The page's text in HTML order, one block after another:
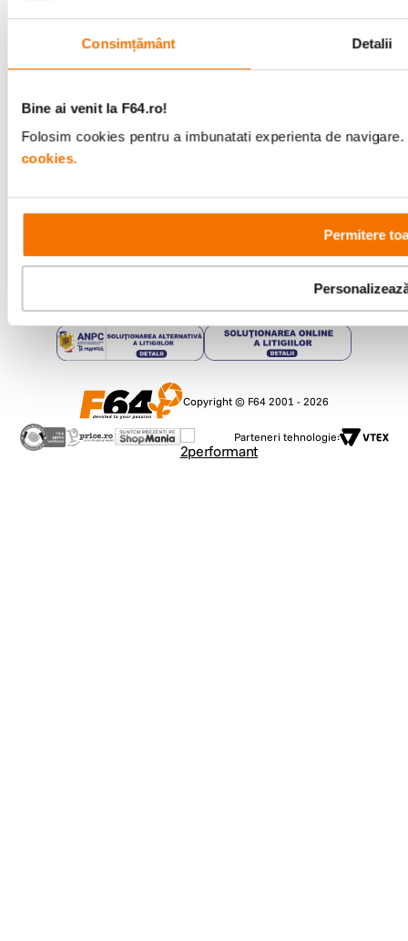
Consimțământ Detalii
Bine ai venit la F64.ro!
Folosim cookies pentru a imbunatati experienta de
cookies.
Permitere
Metode de plata
+40 21 270 0050
Program de lucru
Bd-ul Unirii 64, Bucuresti
Copyright © F64 2001 - 2026
Parteneri tehnologie: